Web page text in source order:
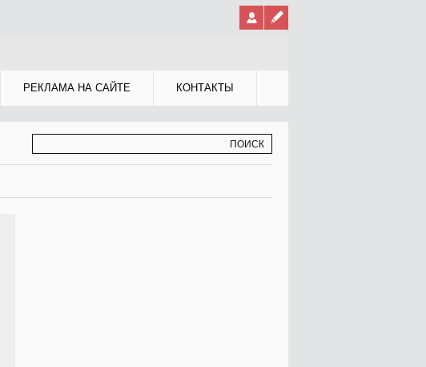
РЕКЛАМА НА САЙТЕ КОНТАКТЫ